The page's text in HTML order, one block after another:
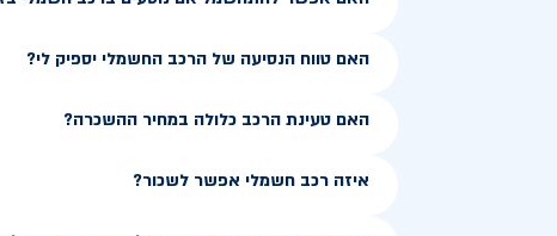
האם טווח הנסיעה של הרכב החשמלי יספיק לי?
האם טעינת הרכב כלולה במחיר ההשכרה?
איזה רכב חשמלי אפשר לשכור?